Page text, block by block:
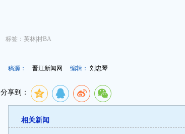
标签：英林|村BA
稿源： 晋江新闻网 编辑： 刘忠琴
分享到：
相关新闻